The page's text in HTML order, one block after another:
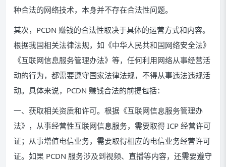
种合法的网络技术，本身并不存在合法性问题。
其次，PCDN 赚钱的合法性取决于具体的运营方式和内容。
根据我国相关法律法规，如《中华人民共和国网络安全法》
《互联网信息服务管理办法》等，任何利用网络从事经营活
动的行为，都需要遵守国家法律法规，不得从事违法违规活
动。具体来说，PCDN 赚钱合法的前提包括：
一、获取相关资质和许可。根据《互联网信息服务管理办
法》，从事经营性互联网信息服务，需要取得 ICP 经营许可
证；从事增值电信业务，需要取得相应的电信业务经营许可
证。如果 PCDN 服务涉及到视频、直播等内容，还需要遵守